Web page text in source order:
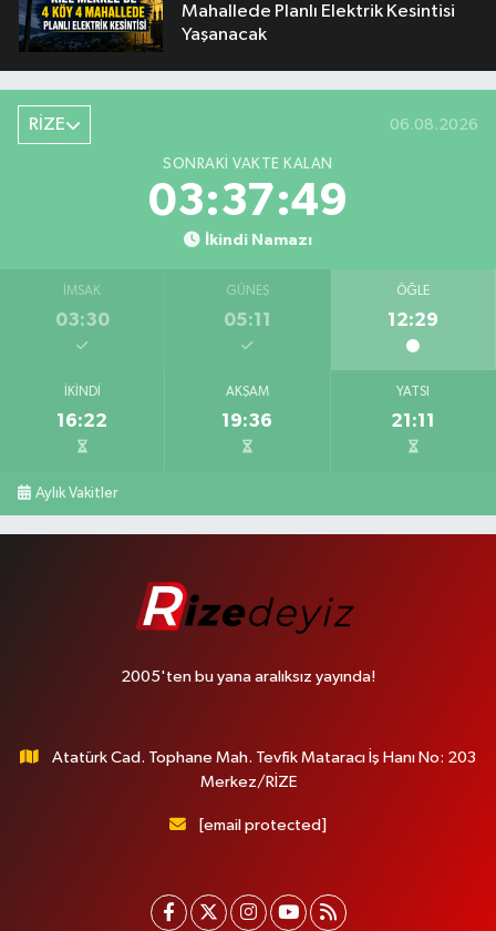
Mahallede Planlı Elektrik Kesintisi
Yaşanacak
RİZE 06.08.2026
SONRAKI VAKTE KALAN
03:37:49
İkindi Namazı
İMSAK
03:30
GÜNEŞ
05:11
ÖĞLE
12:29
İKINDI
16:22
AKŞAM
19:36
YATSI
21:11
Aylık Vakitler
2005'ten bu yana aralıksız yayında!
Atatürk Cad. Tophane Mah. Tevfik Mataracı İş Hanı No: 203
Merkez/RİZE
[email protected]